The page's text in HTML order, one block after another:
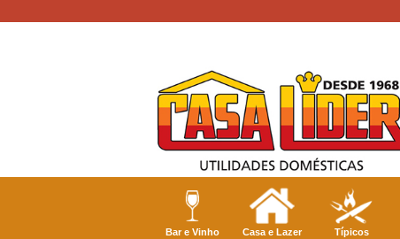
Bar e Vinho Casa e Lazer Típicos